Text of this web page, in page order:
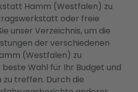
Hamm (Westfalen) zu
oder freie
unser Verzeichnis, um die
der verschiedenen
(Westfalen) zu
Wahl für Ihr Budget und
treffen. Durch die